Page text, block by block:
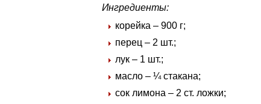
Ингредиенты:
корейка – 900 г;
перец – 2 шт.;
лук – 1 шт.;
масло – ¼ стакана;
сок лимона – 2 ст. ложки;